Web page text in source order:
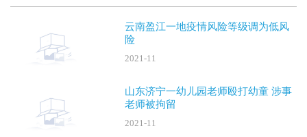
云南盈江一地疫情风险等级调为低风
险
2021-11
山东济宁一幼儿园老师殴打幼童 涉事
老师被拘留
2021-11